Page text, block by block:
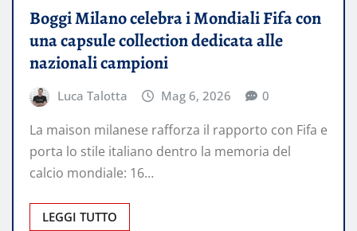
Boggi Milano celebra i Mondiali Fifa con
una capsule collection dedicata alle
nazionali campioni
Luca Talotta Mag 6, 2026 0
La maison milanese rafforza il rapporto con Fifa e
porta lo stile italiano dentro la memoria del
calcio mondiale: 16…
LEGGI TUTTO